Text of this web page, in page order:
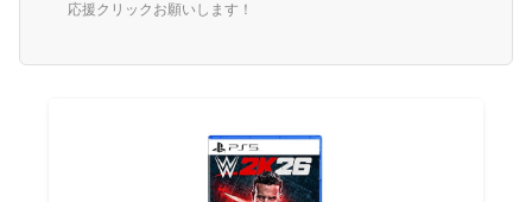
応援クリックお願いします！